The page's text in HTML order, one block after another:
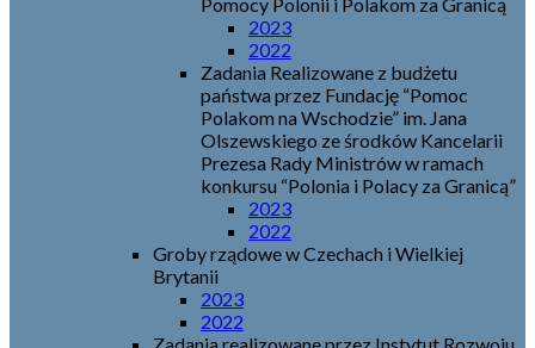
2023
2022
Zadania Realizowane z budżetu
państwa przez Fundację “Pomoc
Polakom na Wschodzie” im. Jana
Olszewskiego ze środków Kancelarii
Prezesa Rady Ministrów w ramach
konkursu “Polonia i Polacy za Granicą”
2023
2022
Groby rządowe w Czechach i Wielkiej
Brytanii
2023
2022